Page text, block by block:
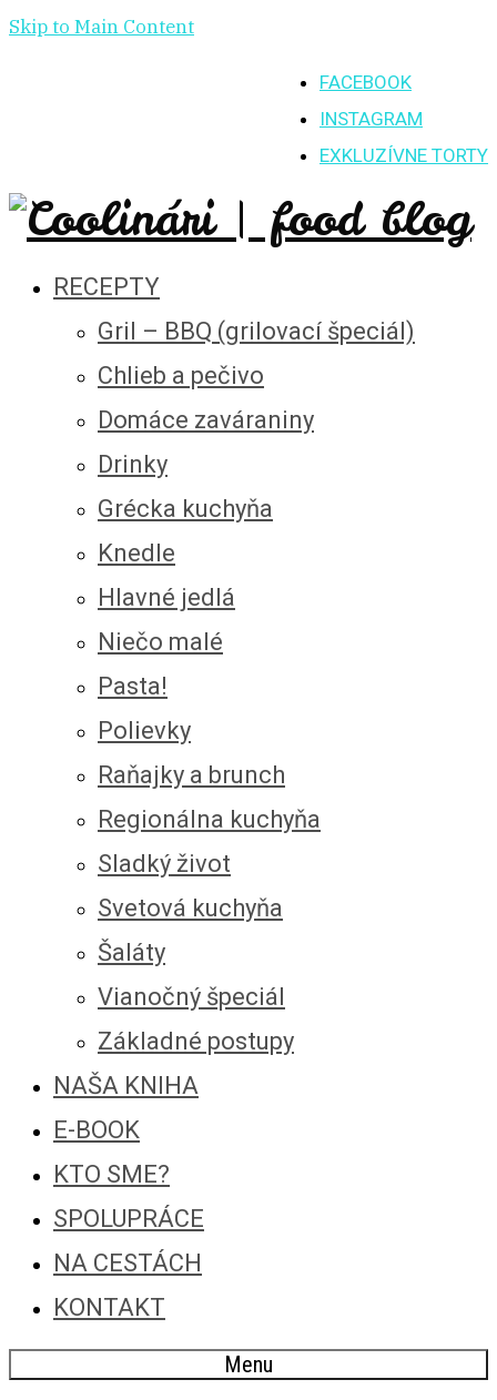
Skip to Main Content
FACEBOOK
INSTAGRAM
EXKLUZÍVNE TORTY
RECEPTY
Gril – BBQ (grilovací špeciál)
Chlieb a pečivo
Domáce zaváraniny
Drinky
Grécka kuchyňa
Knedle
Hlavné jedlá
Niečo malé
Pasta!
Polievky
Raňajky a brunch
Regionálna kuchyňa
Sladký život
Svetová kuchyňa
Šaláty
Vianočný špeciál
Základné postupy
NAŠA KNIHA
E-BOOK
KTO SME?
SPOLUPRÁCE
NA CESTÁCH
KONTAKT
Menu